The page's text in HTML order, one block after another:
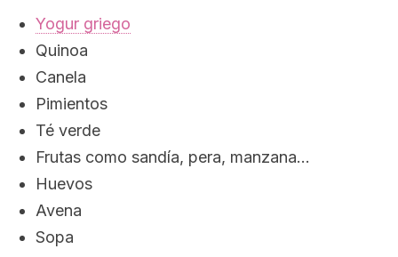
Yogur griego
Quinoa
Canela
Pimientos
Té verde
Frutas como sandía, pera, manzana…
Huevos
Avena
Sopa